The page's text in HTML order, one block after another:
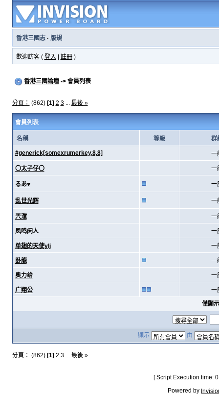
香港三國志· 版規
歡迎訪客 ( 登入 註冊)
香港三國論壇-> 會員列表
分頁： (862) [1] 2 3... 最後 »
會員列表
名稱 等級 群
#generick[somexrumerkey,8,8] 一
〇太子仔〇 一
るあ♥ 一
乱世光辉 一
兲漟 一
凤鸣闲人 一
单翅的天使ylj 一
卧龍 一
奥力给 一
广翔公
一
僅顯
顯示 由
分頁： (862) [1] 2 3... 最後 »
[ Script Execution time:
Powered by